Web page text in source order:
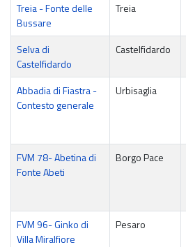
Treia - Fonte delle
Bussare
Treia
Selva di
Castelfidardo
Castelfidardo
Abbadia di Fiastra -
Contesto generale
Urbisaglia
FVM 78- Abetina di
Fonte Abeti
Borgo Pace
FVM 96- Ginko di
Villa Miralfiore
Pesaro